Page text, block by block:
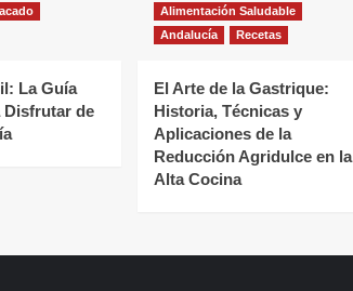
La Guía
Disfrutar de
Alimentación Saludable
Andalucía
Recetas
El Arte de la Gastrique:
Historia, Técnicas y
Aplicaciones de la
Reducción Agridulce en la
Alta Cocina